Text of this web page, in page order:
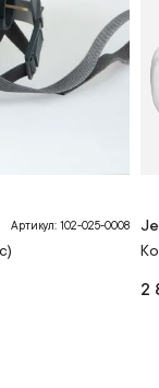
Артикул: 102-025-0008
2